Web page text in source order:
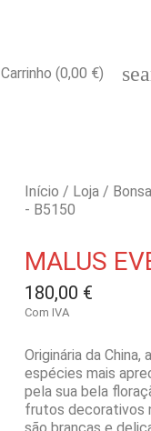
Carrinho (0,00 €)
Início Loja
- B5150
MALUS
180,00 €
Com IVA
Originária da
espécies mais
pela sua bela
frutos decorativos